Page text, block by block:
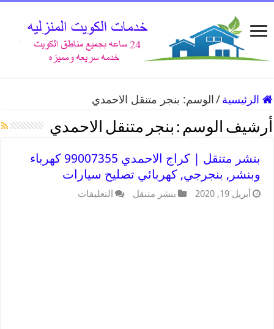
الرئيسية / الوسم: بنجر متنقل الاحمدي
أرشيف الوسم : بنجر متنقل الاحمدي
بنشر متنقل | كراج الاحمدي 99007355 كهرباء
وبنشر, بنجرجي, كهربائي تصليح سيارات
أبريل 19, 2020 بنشر متنقل التعليقات